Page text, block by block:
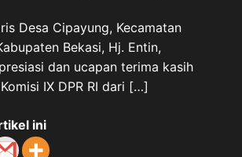
Desa Cipayung, Kecamatan
Bekasi, Hj. Entin,
dan ucapan terima kasih
IX DPR RI dari […]
ini